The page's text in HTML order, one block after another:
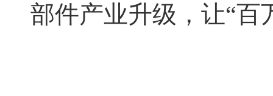
部件产业升级，让“百